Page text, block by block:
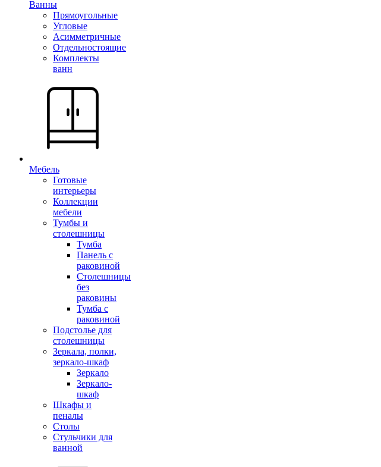
Ванны
Прямоугольные
Угловые
Асимметричные
Отдельностоящие
Комплекты
ванн
Мебель
Готовые
интерьеры
Коллекции
мебели
Тумбы и
столешницы
Тумба
Панель с
раковиной
Столешницы
без
раковины
Тумба с
раковиной
Подстолье для
столешницы
Зеркала, полки,
зеркало-шкаф
Зеркало
Зеркало-
шкаф
Шкафы и
пеналы
Столы
Стульчики для
ванной